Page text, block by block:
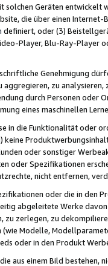
solchen Geräten
die über einen
definiert, oder (3)
Player, Blu-Ray-Player
Genehmigung
zu
durch Personen
eines maschinellen
in die Funktionalität oder
keine
oder sonstiger
oder Spezifikationen
nicht entfernen,
oder die in
abgeleitete Werke
zerlegen, zu
Modelle,
oder in den Produkt
aus einem Bild bestehen,